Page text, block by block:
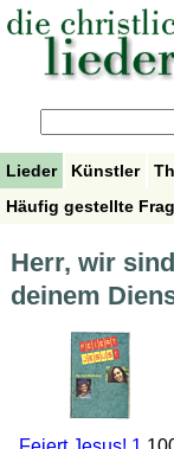
Lieder Künstler
Häufig gestellte
Herr, wir
deinem